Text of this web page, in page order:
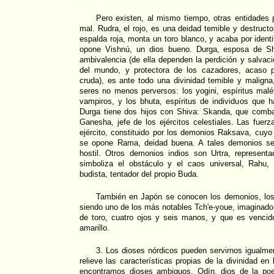
Pero existen, al mismo tiempo, otras entidades
mal. Rudra, el rojo, es una deidad temible y
espalda roja, monta un toro blanco, y acaba por
opone Vishnú, un dios bueno. Durga, esposa de
ambivalencia (de ella dependen la perdición y
del mundo, y protectora de los cazadores, acaso
cruda), es ante todo una divinidad temible y
seres no menos perversos: los yogini, espíritus
vampiros, y los bhuta, espíritus de individuos que
Durga tiene dos hijos con Shiva: Skanda, que
Ganesha, jefe de los ejércitos celestiales. Las
ejército, constituido por los demonios Raksava,
se opone Rama, deidad buena. A tales demonios
hostil. Otros demonios indios son Urtra,
simboliza el obstáculo y el caos universal,
budista, tentador del propio Buda.
También en Japón se conocen los demonios,
siendo uno de los más notables Tch'e-youe,
de toro, cuatro ojos y seis manos, y que es
amarillo.
3. Los dioses nórdicos pueden servirnos
relieve las características propias de la divinidad
encontramos dioses ambiguos, Odín, dios de la